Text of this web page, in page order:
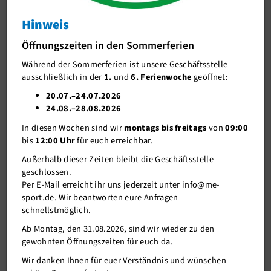
Outdoor Zumba
Outdoor Zumba
05.03.2025
J-Team
Stellenangebote
Förderverein me-sport e.V.
Mitgliederservice
Verantwortung
Hinweis
Öffnungszeiten in den Sommerferien
Während der Sommerferien ist unsere Geschäftsstelle
ausschließlich in der 1. und6. Ferienwochegeöffnet:
20.07.–24.07.2026
24.08.–28.08.2026
In diesen Wochen sind wirmontags bis freitagsvon09:00
bis12:00 Uhrfür euch erreichbar.
Außerhalb dieser Zeiten bleibt die Geschäftsstelle
geschlossen.
Per E-Mail erreicht ihr uns jederzeit unter info@me-
sport.de. Wir beantworten eure Anfragen
schnellstmöglich.
Ab Montag, den 31.08.2026, sind wir wieder zu den
gewohnten Öffnungszeiten für euch da.
Wir danken Ihnen für euer Verständnis und wünschen